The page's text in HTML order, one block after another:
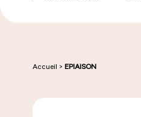
Accueil > EPIAISON